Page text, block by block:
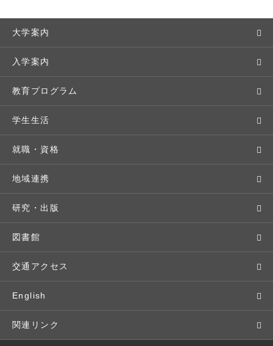
大学案内
敬和学園大学とは
学長メッセージ
教育理念・方針・取り組み
キャンパス・施設設備
交通アクセス
基本情報・情報公開
広報・公聴
入学案内
入学者選抜
オープンキャンパス
Webオープンキャンパス
個別相談（来学・オンライン）
特待生（入学者向け）
パンフレット・資料請求
入学予定者の皆さま
教育プログラム
学部・学科
地域実践
留学プログラム
語学プログラム
教職課程
教員紹介
学修支援の体制
学生生活
キャンパスライフ
年間スケジュール
クラブ・サークル
大学周辺マップ
学生寮
学生支援制度
奨学金・特待生（在学生向け）
就職・資格
就職・進路サポート
資格取得
公務員試験対策
就職実績
社会で活躍する卒業生
地域連携
地域との連携
生涯学習
科目等履修生
社会人・シニア入学
施設・設備の貸し出し
研究・出版
研究者・研究分野
人文社会科学研究所
情報メディア研究所
研究論文
図書館
交通アクセス
English
関連リンク